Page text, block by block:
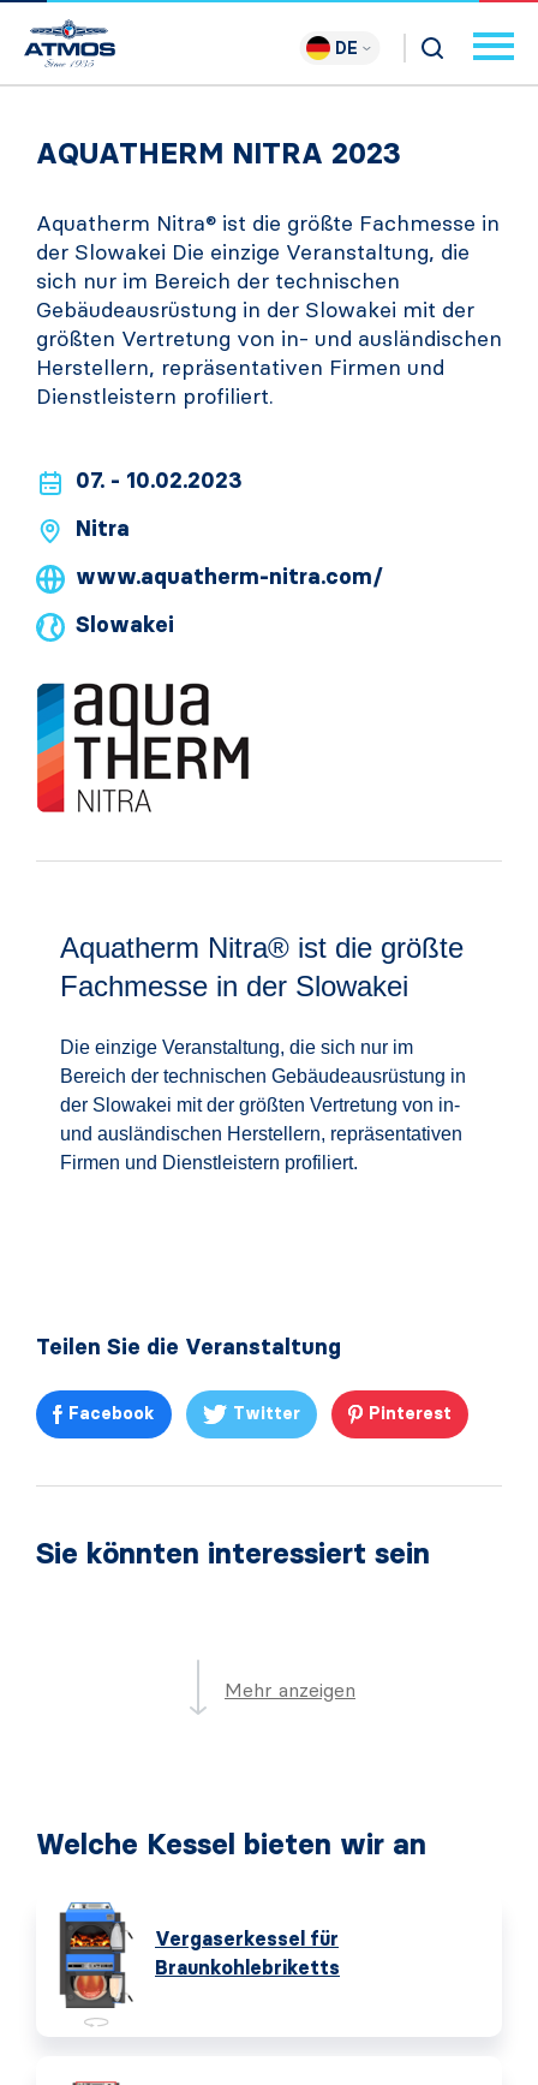
DE
AQUATHERM NITRA 2023
Aquatherm Nitra® ist die größte Fachmesse in
der Slowakei Die einzige Veranstaltung, die
sich nur im Bereich der technischen
Gebäudeausrüstung in der Slowakei mit der
größten Vertretung von in- und ausländischen
Herstellern, repräsentativen Firmen und
Dienstleistern profiliert.
07. - 10.02.2023
Nitra
www.aquatherm-nitra.com/
Slowakei
Aquatherm Nitra® ist die größte
Fachmesse in der Slowakei
Die einzige Veranstaltung, die sich nur im
Bereich der technischen Gebäudeausrüstung in
der Slowakei mit der größten Vertretung von in-
und ausländischen Herstellern, repräsentativen
Firmen und Dienstleistern profiliert.
Teilen Sie die Veranstaltung
Facebook Twitter Pinterest
Sie könnten interessiert sein
Mehr anzeigen
Welche Kessel bieten wir an
Vergaserkessel für
Braunkohlebriketts